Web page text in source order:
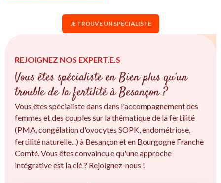
JE TROUVE UN SPÉCIALISTE
REJOIGNEZ NOS EXPERT.E.S
Vous êtes spécialiste en Bien plus qu’un
trouble de la fertilité à Besançon ?
Vous êtes spécialiste dans dans l'accompagnement des
femmes et des couples sur la thématique de la fertilité
(PMA, congélation d'ovocytes SOPK, endométriose,
fertilité naturelle...) à Besançon et en Bourgogne Franche
Comté. Vous êtes convaincu.e qu'une approche
intégrative est la clé ? Rejoignez-nous !